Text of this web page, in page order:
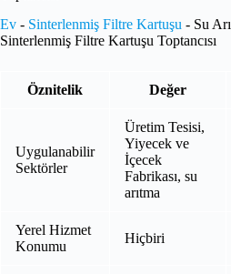
Ev - Sinterlenmiş Filtre Kartuşu - Su
Sinterlenmiş Filtre Kartuşu Toptancısı
Öznitelik Değer
Uygulanabilir
Sektörler
Üretim Tesisi,
Yiyecek ve
İçecek
Fabrikası, su
arıtma
Yerel Hizmet
Konumu
Hiçbiri